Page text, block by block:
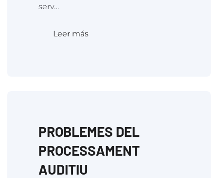
serv…
Leer más
PROBLEMES DEL
PROCESSAMENT
AUDITIU